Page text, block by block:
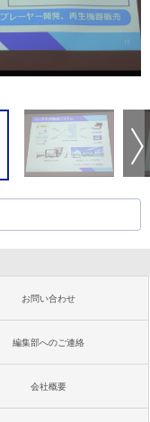
お問い合わせ
編集部へのご連絡
会社概要